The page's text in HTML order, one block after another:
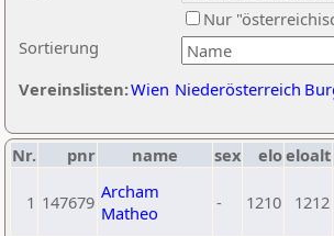
Sortierung
Nur
Vereinslisten:Wien Niederösterreich
Nr. pnr name sex eloeloalt
1 147679 Archam
Matheo
- 1210 1212